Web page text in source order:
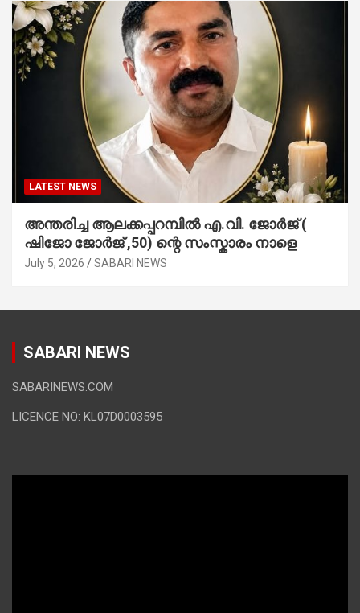
LATEST NEWS
അന്തരിച്ച ആ​ല​ക്ക​പ്പ​റമ്പിൽ​ എ.​വി. ജോ​ർ​ജ് (
ഷിജോ ജോർജ് ,50) ന്റെ സംസ്കാരം നാളെ
July 5, 2026 SABARI NEWS
SABARI NEWS
SABARINEWS.COM
LICENCE NO: KL07D0003595